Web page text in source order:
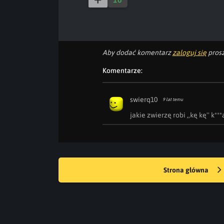
Aby dodać komentarzzaloguj się
Komentarze:
swierq10 9 lat temu
jakie zwierzę robi ,,kę kę''
Strona główna